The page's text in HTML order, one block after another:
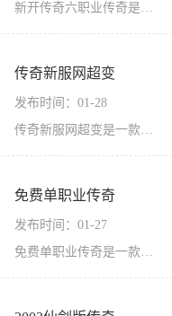
新开传奇六职业传奇是一款备受玩家热爱的多职业角色扮演游戏。该游戏以其刺激的战斗和丰富多样的玩法而闻名，吸引了许多玩家的关注。下面我们来详细介绍一下这款游戏的具体玩
传奇新服网超变
发布时间：01-28
传奇新服网超变是一款备受玩家喜爱的传奇类网游。相信很多玩家对这款游戏都不陌生，下面就为大家详细介绍一下这款游戏的具体玩法。传奇新服网超变的玩法非常丰富多样玩家可以
免费单职业传奇
发布时间：01-27
免费单职业传奇是一款2D游戏，以角色扮演为核心，具有万人在线的特点。传奇游戏以其激烈的玩家互动和紧张刺激的战斗而闻名，吸引了无数玩家的参与。在免费单职业传奇中，玩家可